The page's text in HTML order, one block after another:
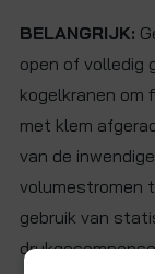
BELANGRIJK:
open of volledig
kogelkranen om
met klem
van de
volumestromen
gebruik van